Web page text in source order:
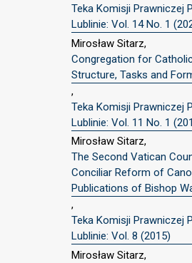
Teka Komisji Prawniczej
Lublinie: Vol. 14 No. 1
Mirosław Sitarz,
Congregation for
Structure, Tasks and
,
Teka Komisji Prawniczej
Lublinie: Vol. 11 No. 1
Mirosław Sitarz,
The Second Vatican
Conciliar Reform of
Publications of Bishop
,
Teka Komisji Prawniczej
Lublinie: Vol. 8 (2015)
Mirosław Sitarz,